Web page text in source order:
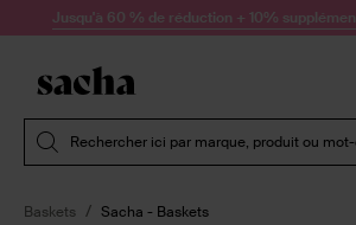
Passer au contenu
Jusqu'à 60 % de réduction + 10%
Rechercher ici par marque, produit ou
Baskets Sacha - Baskets